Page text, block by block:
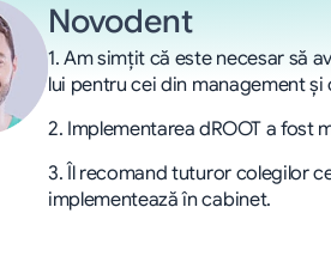
Novodent
1. Am simţit că este necesar să
lui pentru cei din management
2. Implementarea dROOT a fost
3. Îl recomand tuturor colegilor
implementează în cabinet.